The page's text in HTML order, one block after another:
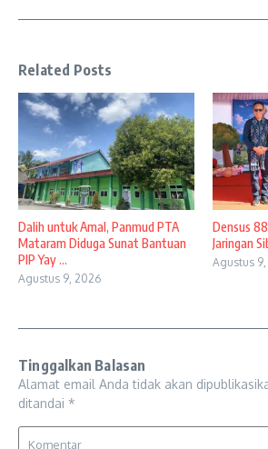
Related Posts
Dalih untuk Amal, Panmud PTA
Mataram Diduga Sunat Bantuan
PIP Yay ...
Agustus 9, 2026
Densus
Jaringan
Agustus
Tinggalkan Balasan
Alamat email Anda tidak akan
ditandai *